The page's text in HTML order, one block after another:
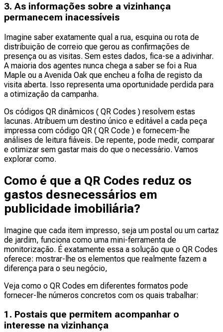
3. As informações sobre a vizinhança
permanecem inacessíveis
Imagine saber exatamente qual a rua, esquina ou rota de
distribuição de correio que gerou as confirmações de
presença ou as visitas. Sem estes dados, fica-se a adivinhar.
A maioria dos agentes nunca chega a saber se foi a Rua
Maple ou a Avenida Oak que encheu a folha de registo da
visita aberta. Isso representa uma oportunidade perdida para
a otimização da campanha.
Os códigos QR dinâmicos ( QR Codes ) resolvem estas
lacunas. Atribuem um destino único e editável a cada peça
impressa com código QR ( QR Code ) e fornecem-lhe
análises de leitura fiáveis. De repente, pode medir, comparar
e otimizar sem gastar mais do que o necessário. Vamos
explorar como.
Como é que a QR Codes reduz os
gastos desnecessários em
publicidade imobiliária?
Imagine que cada item impresso, seja um postal ou um cartaz
de jardim, funciona como uma mini-ferramenta de
monitorização. É exatamente essa a solução que o QR Codes
oferece: mostrar-lhe os elementos que realmente fazem a
diferença para o seu negócio,
Veja como o QR Codes em diferentes formatos pode
fornecer-lhe números concretos com os quais trabalhar:
1. Postais que permitem acompanhar o
interesse na vizinhança